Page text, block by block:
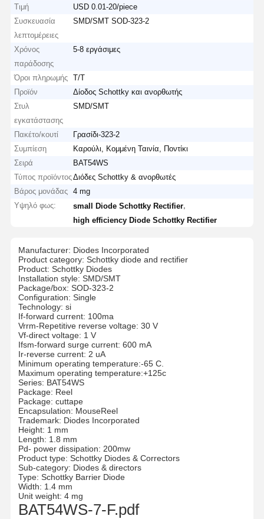
Τιμή
USD 0.01-20/piece
Συσκευασία
λεπτομέρειες
SMD/SMT SOD-323-2
Χρόνος
παράδοσης
5-8 εργάσιμες
Όροι πληρωμής
T/T
Προϊόν
Δίοδος Schottky και ανορθωτής
Στυλ
εγκατάστασης
SMD/SMT
Πακέτο/κουτί
Γρασίδι-323-2
Συμπίεση
Καρούλι, Κομμένη Ταινία, Ποντίκι
Σειρά
ΒΑΤ54WS
Τύπος προϊόντοςΔιόδες Schottky & ανορθωτές
Βάρος μονάδας
4 mg
Υψηλό φως:
small Diode Schottky Rectifier
high efficiency Diode Schottky Rectifier
Manufacturer: Diodes Incorporated
Product category: Schottky diode and rectifier
Product: Schottky Diodes
Installation style: SMD/SMT
Package/box: SOD-323-2
Configuration: Single
Technology: si
If-forward current: 100ma
Vrrm-Repetitive reverse voltage: 30 V
Vf-direct voltage: 1 V
Ifsm-forward surge current: 600 mA
Ir-reverse current: 2 uA
Minimum operating temperature:-65 C.
Maximum operating temperature:+125c
Series: BAT54WS
Package: Reel
Package: cuttape
Encapsulation: MouseReel
Trademark: Diodes Incorporated
Height: 1 mm
Length: 1.8 mm
Pd- power dissipation: 200mw
Product type: Schottky Diodes & Correctors
Sub-category: Diodes & directors
Type: Schottky Barrier Diode
Width: 1.4 mm
Unit weight: 4 mg
BAT54WS-7-F.pdf